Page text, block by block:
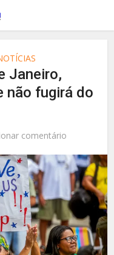
Janeiro,
não fugirá do
comentário